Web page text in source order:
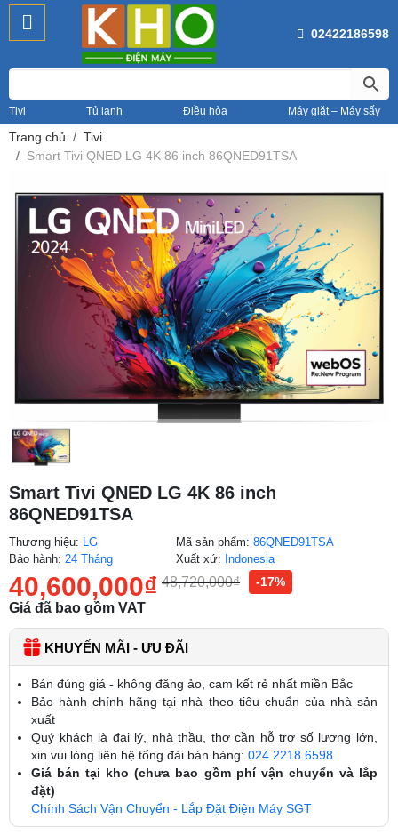
02422186598
Tivi Tủ lạnh Điều hòa Máy giặt – Máy sấy
Trang chủ
Tivi
Smart Tivi QNED LG 4K 86 inch 86QNED91TSA
Smart Tivi QNED LG 4K 86 inch
86QNED91TSA
Thương hiệu:
LG
Bảo hành: 24 Tháng
Mã sản phẩm:86QNED91TSA
Xuất xứ: Indonesia
40,600,000₫ 48,720,000₫ -17%
Giá đã bao gồm VAT
KHUYẾN MÃI - ƯU ĐÃI
Bán đúng giá - không đăng ảo, cam kết rẻ nhất miền Bắc
Bảo hành chính hãng tại nhà theo tiêu chuẩn của nhà sản
xuất
Quý khách là đại lý, nhà thầu, thợ cần hỗ trợ số lượng lớn,
xin vui lòng liên hệ tổng đài bán hàng: 024.2218.6598
Giá bán tại kho (chưa bao gồm phí vận chuyển và lắp
đặt)
Chính Sách Vận Chuyển - Lắp Đặt Điện Máy SGT